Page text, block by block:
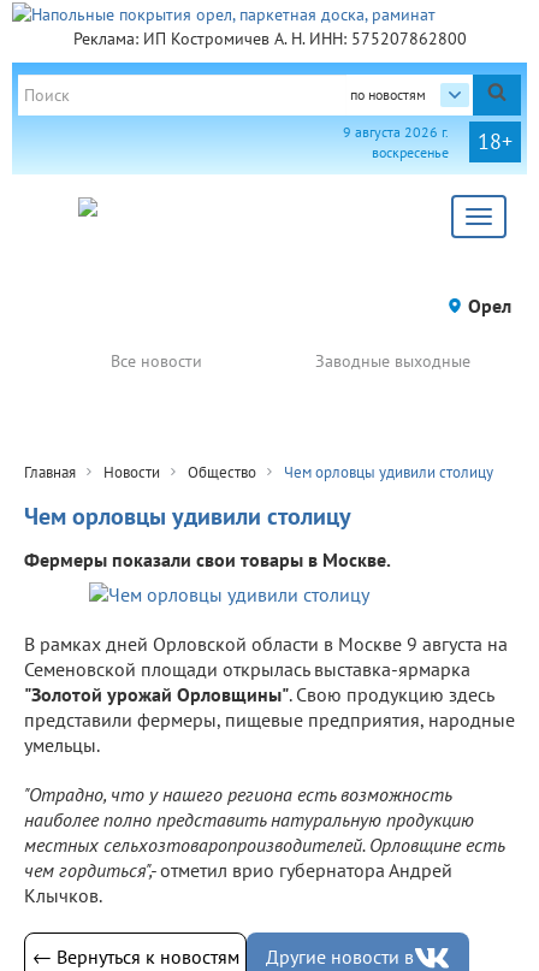
Реклама: ИП Костромичев А. Н. ИНН: 575207862800
по новостям
18+
9 августа 2026 г.
воскресенье
Toggle
Орел
Все новости Заводные выходные
Главная Новости Общество Чем орловцы удивили столицу
Чем орловцы удивили столицу
Фермеры показали свои товары в Москве.
В рамках дней Орловской области в Москве 9 августа на
Семеновской площади открылась выставка-ярмарка
"Золотой урожай Орловщины". Свою продукцию здесь
представили фермеры, пищевые предприятия, народные
умельцы.
"Отрадно, что у нашего региона есть возможность
наиболее полно представить натуральную продукцию
местных сельхозтоваропроизводителей. Орловщине есть
чем гордиться",-отметил врио губернатора Андрей
Клычков.
← Вернуться к новостям Другие новости в